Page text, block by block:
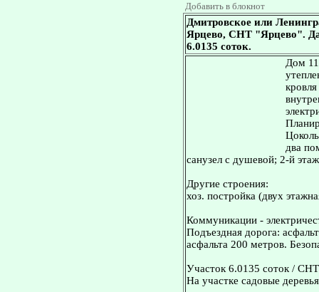
Добавить в блокнот
Дмитровское или
Ярцево, СНТ "Ярцево".
6.0135 соток.
Дом
два
санузел с душевой; 2-й
Другие строения:
хоз. постройка (двуx
Коммуникации -
Подъездная дорога:
асфальта 200 метров.
Участок 6.0135 соток /
На участке садовые